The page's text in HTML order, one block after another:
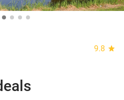
9.8 star